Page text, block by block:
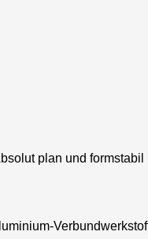
plan und